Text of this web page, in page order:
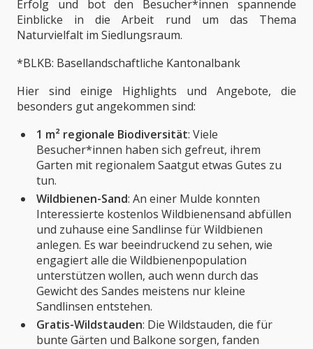
Erfolg und bot den Besucher*innen spannende
Einblicke in die Arbeit rund um das Thema
Naturvielfalt im Siedlungsraum.
*BLKB: Basellandschaftliche Kantonalbank
Hier sind einige Highlights und Angebote, die
besonders gut angekommen sind:
1 m² regionale Biodiversität: Viele
Besucher*innen haben sich gefreut, ihrem
Garten mit regionalem Saatgut etwas Gutes zu
tun.
Wildbienen-Sand: An einer Mulde konnten
Interessierte kostenlos Wildbienensand abfüllen
und zuhause eine Sandlinse für Wildbienen
anlegen. Es war beeindruckend zu sehen, wie
engagiert alle die Wildbienenpopulation
unterstützen wollen, auch wenn durch das
Gewicht des Sandes meistens nur kleine
Sandlinsen entstehen.
Gratis-Wildstauden: Die Wildstauden, die für
bunte Gärten und Balkone sorgen, fanden